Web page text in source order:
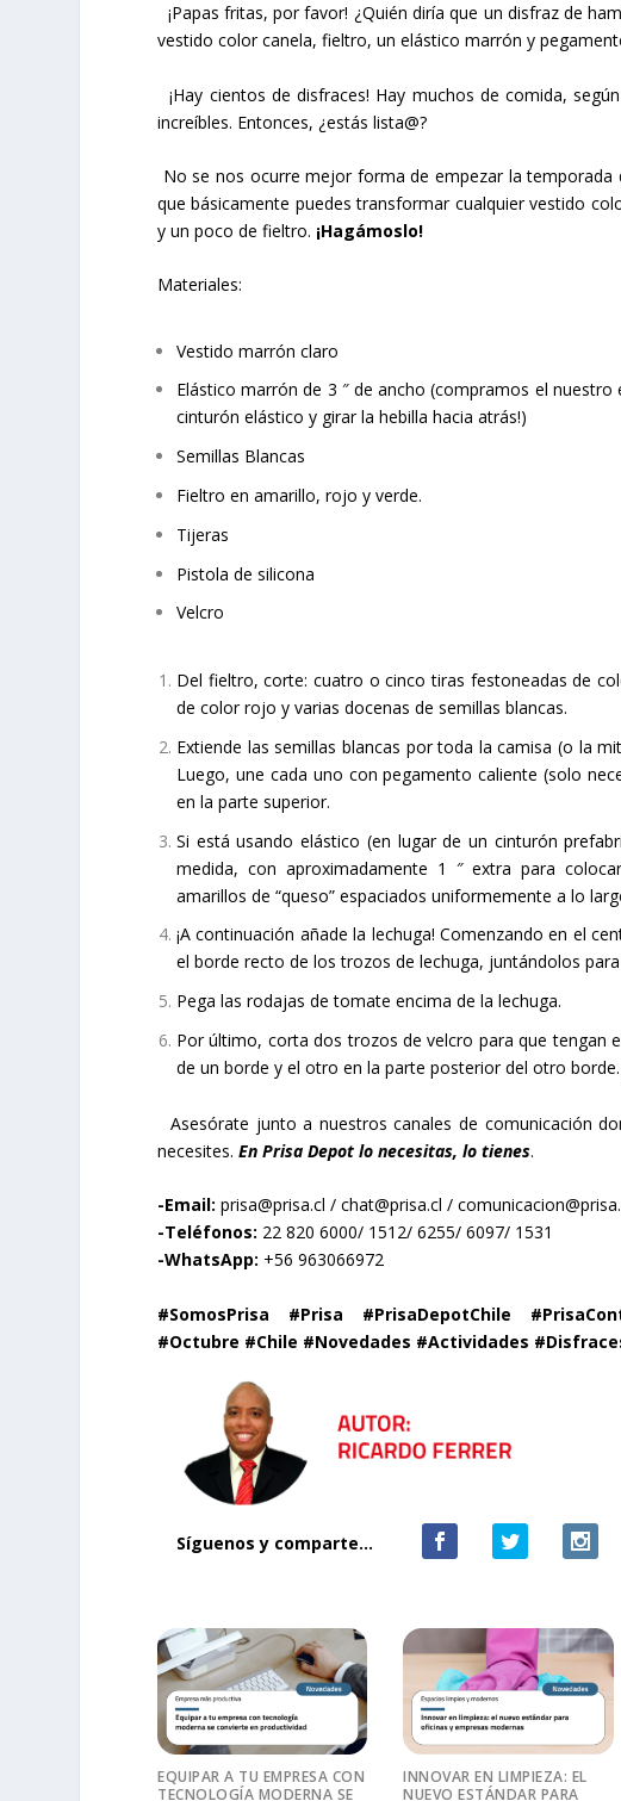
¡Papas fritas, por favor! ¿Quién diría que un disfraz de
vestido color canela, fieltro, un elástico marrón y
¡Hay cientos de disfraces! Hay muchos de comida,
increíbles. Entonces, ¿estás lista@?
No se nos ocurre mejor forma de empezar la
que básicamente puedes transformar cualquier vestido
y un poco de fieltro. ¡Hagámoslo!
Materiales:
Vestido marrón claro
Elástico marrón de 3 ″ de ancho (compramos el
cinturón elástico y girar la hebilla hacia atrás!)
Semillas Blancas
Fieltro en amarillo, rojo y verde.
Tijeras
Pistola de silicona
Velcro
Del fieltro, corte: cuatro o cinco tiras festoneadas de
de color rojo y varias docenas de semillas blancas.
Extiende las semillas blancas por toda la camisa (o la
Luego, une cada uno con pegamento caliente (solo
en la parte superior.
Si está usando elástico (en lugar de un cinturón
medida, con aproximadamente 1 ″ extra para
amarillos de “queso” espaciados uniformemente a lo
¡A continuación añade la lechuga! Comenzando en el
el borde recto de los trozos de lechuga, juntándolos
Pega las rodajas de tomate encima de la lechuga.
Por último, corta dos trozos de velcro para que tengan
de un borde y el otro en la parte posterior del otro borde.
Asesórate junto a nuestros canales de comunicación
necesites. En Prisa Depot lo necesitas, lo tienes.
-Email: prisa@prisa.cl / chat@prisa.cl /
-Teléfonos: 22 820 6000/ 1512/ 6255/ 6097/ 1531
-WhatsApp: +56 963066972
#SomosPrisa #Prisa #PrisaDepotChile
#Octubre #Chile #Novedades #Actividades
Síguenos y comparte...
EQUIPAR A TU EMPRESA CON
TECNOLOGÍA MODERNA SE
INNOVAR EN LIMPIEZA: EL
NUEVO ESTÁNDAR PARA